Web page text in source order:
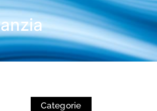
Categorie